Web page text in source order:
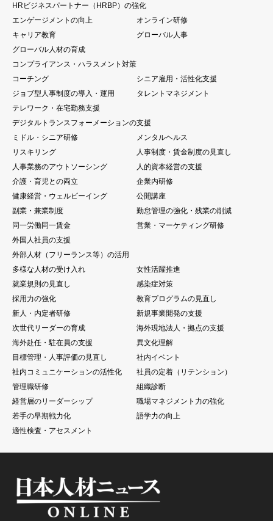
HRビジネスパートナー（HRBP）の強化
エンゲージメントの向上
オンライン研修
キャリア教育
グローバル人事
グローバル人材の育成
コンプライアンス・ハラスメント対策
コーチング
シニア雇用・活性化支援
ジョブ型人事制度の導入・運用
タレントマネジメント
テレワーク・在宅勤務支援
デジタルトランスフォーメーションの支援
ミドル・シニア研修
メンタルヘルス
リスキリング
人事制度・賃金制度の見直し
人事業務のアウトソーシング
人的資本経営の支援
介護・育児との両立
企業内研修
健康経営・ウェルビーイング
公開講座
副業・兼業制度
勤怠管理の強化・残業の削減
同一労働同一賃金
営業・マーケティング研修
外国人社員の支援
外部人材（フリーランス等）の活用
多様な人材の受け入れ
女性活躍推進
就業規則の見直し
感染症対策
採用力の強化
教育プログラムの見直し
新人・内定者研修
新規事業開発の支援
次世代リーダーの育成
海外現地法人・拠点の支援
海外赴任・駐在員の支援
異文化理解
目標管理・人事評価の見直し
社内イベント
社内コミュニケーションの活性化
社員の定着（リテンション）
管理職研修
組織診断
経営層のリーダーシップ
職場マネジメント力の強化
若手の早期戦力化
語学力の向上
適性検査・アセスメント